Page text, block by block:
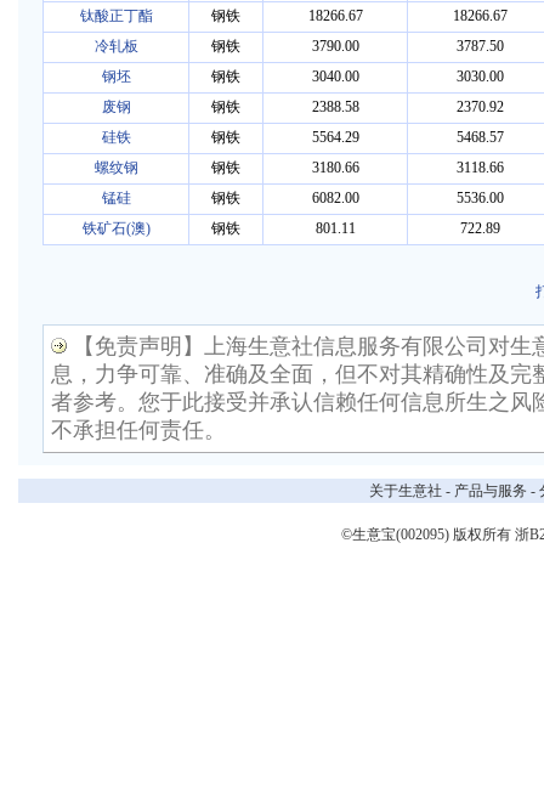
钛酸正丁酯
钢铁 18266.67
18266.67
冷轧板
钢铁 3790.00
3787.50
钢坯
钢铁 3040.00
3030.00
废钢
钢铁 2388.58
2370.92
硅铁
钢铁 5564.29
5468.57
螺纹钢
钢铁 3180.66
3118.66
锰硅
钢铁 6082.00
5536.00
铁矿石(澳)
钢铁 801.11 722.89
【免责声明】上海生意社信息服务有限公司对生
息，力争可靠、准确及全面，但不对其精确性及完
者参考。您于此接受并承认信赖任何信息所生之风
不承担任何责任。
关于生意社 - 产品与服务 -
©生意宝(002095) 版权所有 浙